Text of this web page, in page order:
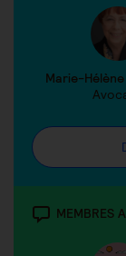
Marie-
MEMBRES